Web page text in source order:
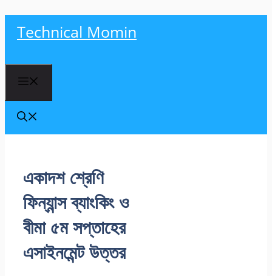
Technical Momin
একাদশ শ্রেণি
ফিন্যান্স ব্যাংকিং ও
বীমা ৫ম সপ্তাহের
এসাইনমেন্ট উত্তর